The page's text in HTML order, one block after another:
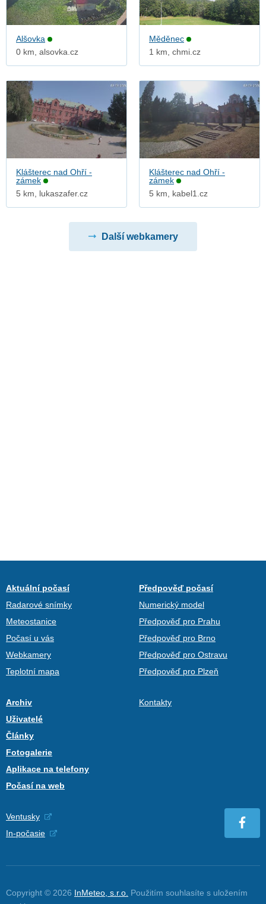
Alšovka
0 km, alsovka.cz
Měděnec
1 km, chmi.cz
Klášterec nad Ohří -
zámek
5 km, lukaszafer.cz
Klášterec nad Ohří -
zámek
5 km, kabel1.cz
Další webkamery
Aktuální počasí
Radarové snímky
Meteostanice
Počasí u vás
Webkamery
Teplotní mapa
Předpověď počasí
Numerický model
Předpověď pro Prahu
Předpověď pro Brno
Předpověď pro Ostravu
Předpověď pro Plzeň
Archiv
Uživatelé
Články
Fotogalerie
Aplikace na telefony
Počasí na web
Kontakty
Ventusky
In-počasie
Copyright © 2026 InMeteo, s.r.o. Použitím souhlasíte s uložením